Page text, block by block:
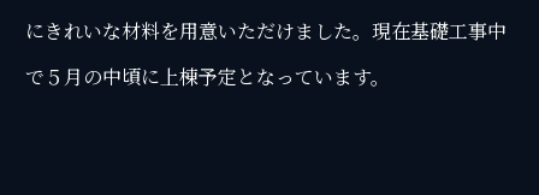
にきれいな材料を用意いただけました。現在基礎工事中
で５月の中頃に上棟予定となっています。